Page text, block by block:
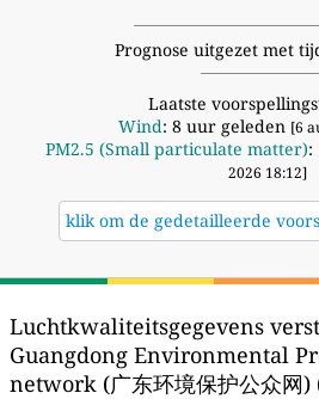
Prognose uitgezet met
Laatste
Wind: 8 uur geleden [6
PM2.5 (Small particulate matter):
2026 18:12]
klik om de gedetailleerde
Luchtkwaliteitsgegevens
Guangdong Environmental
network (广东环境保护公众网)